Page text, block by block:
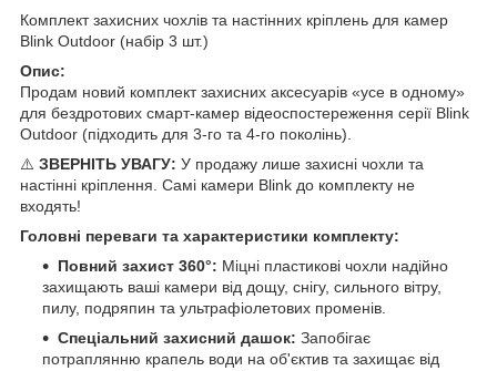
Комплект захисних чохлів та настінних кріплень для камер
Blink Outdoor (набір 3 шт.)
Опис:
Продам новий комплект захисних аксесуарів «усе в одному»
для бездротових смарт-камер відеоспостереження серії Blink
Outdoor (підходить для 3-го та 4-го поколінь).
⚠️ ЗВЕРНІТЬ УВАГУ: У продажу лише захисні чохли та
настінні кріплення. Самі камери Blink до комплекту не
входять!
Головні переваги та характеристики комплекту:
Повний захист 360°: Міцні пластикові чохли надійно
захищають ваші камери від дощу, снігу, сильного вітру,
пилу, подряпин та ультрафіолетових променів.
Спеціальний захисний дашок: Запобігає
потраплянню крапель води на об'єктив та захищає від